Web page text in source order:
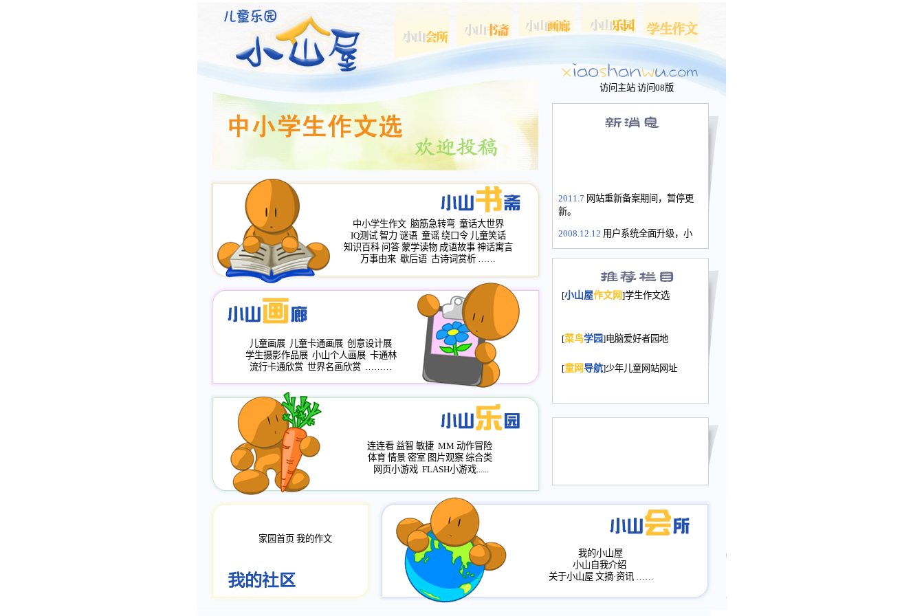
访问主站 访问08版
2011.7 网站重新备案期间，暂停更
新。
2008.12.12 用户系统全面升级，小
长会、家园网－个人空间，用户一
次注册全部通行。
2008.12.12家园网正式运行，域
年，2009版提前启用，小山屋全面
小山画廊均增加多个新栏目。。
评分、顶功能，作文宝典改版。
[小山屋作文网]学生作文选
[菜鸟学园]电脑爱好者园地
[童网导航]少年儿童网站网址
中小学生作文 脑筋急转弯 童话大世界
IQ测试 智力 谜语 童谣 绕口令 儿童笑话
知识百科 问答 蒙学读物 成语故事 神话寓言
万事由来 歇后语 古诗词赏析 ……
儿童画展 儿童卡通画展 创意设计展
学生摄影作品展 小山个人画展 卡通林
流行卡通欣赏 世界名画欣赏 ………
连连看 益智 敏捷 MM 动作冒险
体育 情景 密室 图片观察 综合类
网页小游戏 FLASH小游戏......
家园首页 我的作文
我的小山屋
小山自我介绍
关于小山屋 文摘·资讯 ……